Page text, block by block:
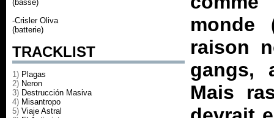
(basse)
-Crisler Oliva
(batterie)
TRACKLIST
1) Plagas
2) Neron
3) Destrucción Masiva
4) Misantropo
5) Viaje Astral
monde
raison
gangs,
Mais